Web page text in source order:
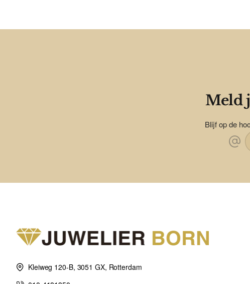
Meld
Blijf op de
Kleiweg 120-B, 3051 GX, Rotterdam